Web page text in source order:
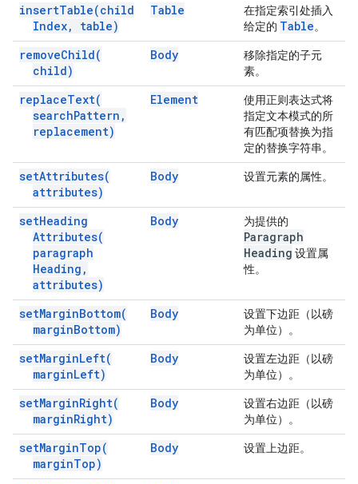
insertTable(child
Index, table)
Table
在指定索引处插入
给定的 Table。
removeChild(
child)
Body
移除指定的子元
素。
replaceText(
searchPattern ,
replacement)
Element
使用正则表达式将
指定文本模式的所
有匹配项替换为指
定的替换字符串。
setAttributes(
attributes)
Body 设置元素的属性。
setHeading
Attributes(
paragraph
Heading ,
attributes)
Body 为提供的
Paragraph
Heading 设置属
性。
setMarginBottom(
marginBottom)
Body
设置下边距（以磅
为单位）。
setMarginLeft(
marginLeft)
Body
设置左边距（以磅
为单位）。
setMarginRight(
marginRight)
Body
设置右边距（以磅
为单位）。
setMarginTop(
marginTop)
Body 设置上边距。